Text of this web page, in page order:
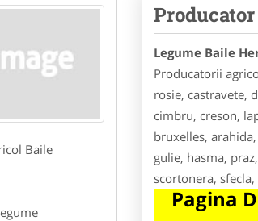
Baile
Legume Baile
Producatorii
rosie, castravete,
cimbru, creson,
bruxelles,
gulie, hasma,
scortonera,
Pagina